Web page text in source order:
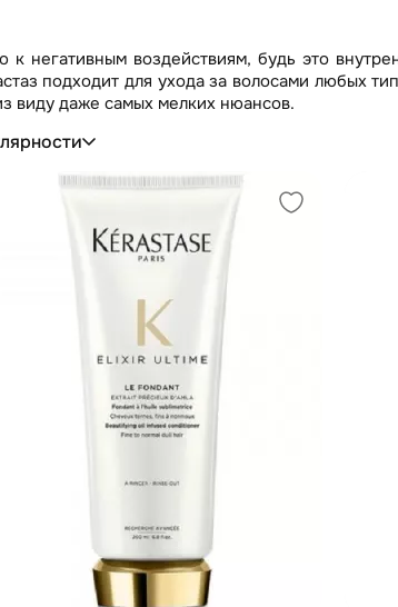
к негативным воздействиям, будь это
подходит для ухода за волосами любых
виду даже самых мелких нюансов.